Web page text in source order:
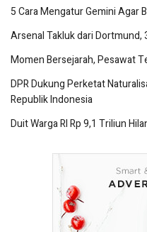
5 Cara Mengatur Gemini
Arsenal Takluk dari Dortmund,
Momen Bersejarah, Pesawat
DPR Dukung Perketat
Republik Indonesia
Duit Warga RI Rp 9,1 Triliun